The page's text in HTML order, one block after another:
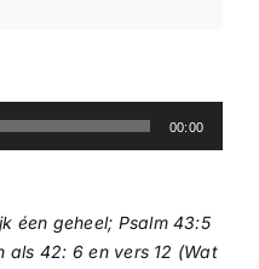
00:00
éen geheel; Psalm 43:5
als 42: 6 en vers 12 (Wat